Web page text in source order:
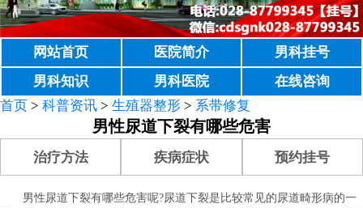
网站首页 医院简介
男科挂号
男科知识
男科医院
在线咨询
首页 > 科普资讯 > 生殖器整形 > 系带修复
男性尿道下裂有哪些危害
治疗方法 疾病症状 预约挂号
男性尿道下裂有哪些危害呢?尿道下裂是比较常见的尿道畸形病的一